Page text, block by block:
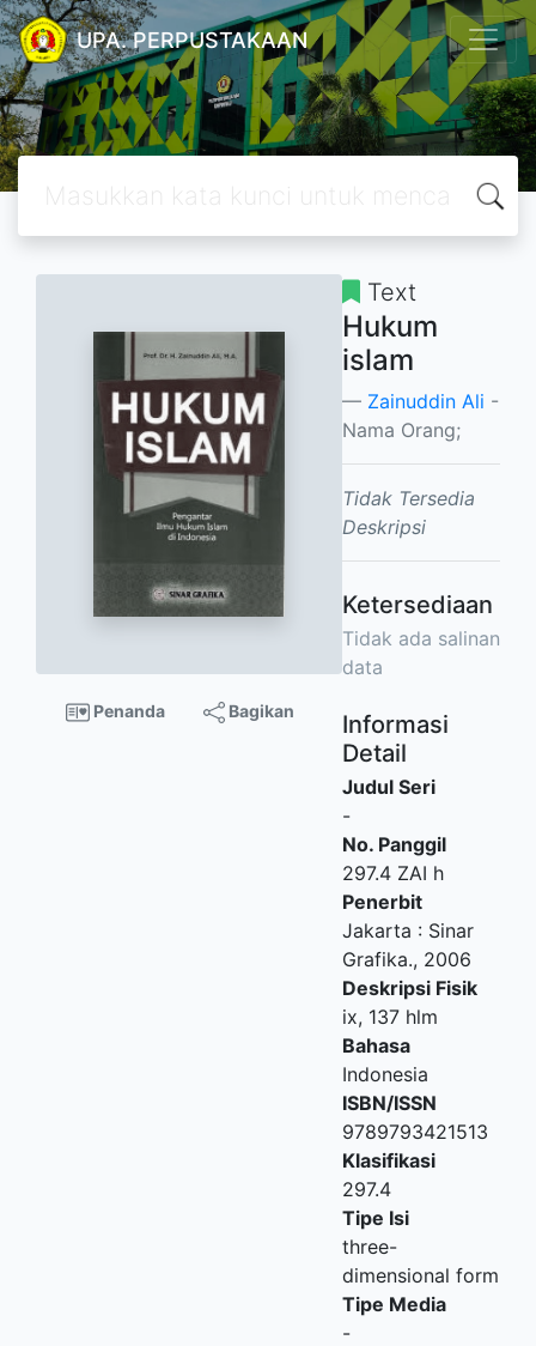
UPA. PERPUSTAKAAN
Penanda Bagikan
Text
Hukum
islam
Zainuddin Ali -
Nama Orang;
Tidak Tersedia
Deskripsi
Ketersediaan
Tidak ada salinan
data
Informasi
Detail
Judul Seri
-
No. Panggil
297.4 ZAI h
Penerbit
Jakarta : Sinar
Grafika., 2006
Deskripsi Fisik
ix, 137 hlm
Bahasa
Indonesia
ISBN/ISSN
9789793421513
Klasifikasi
297.4
Tipe Isi
three-
dimensional form
Tipe Media
-